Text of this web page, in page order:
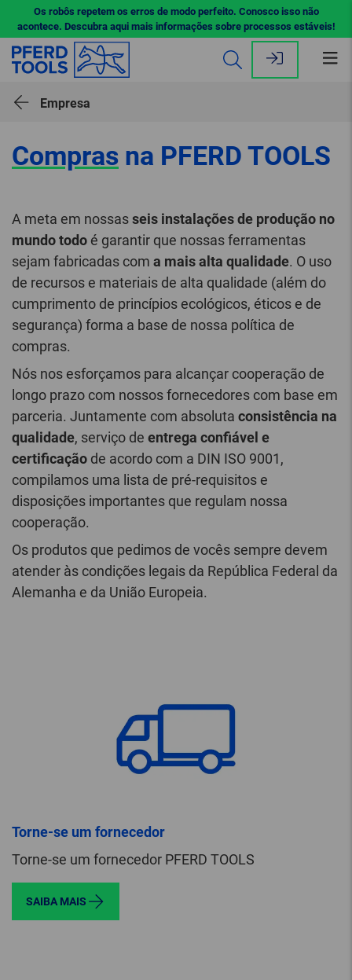
Os robôs repetem os erros de modo perfeito. Conosco isso não
acontece. Descubra aqui mais informações sobre processos estáveis!
Empresa
Compras na PFERD TOOLS
A meta em nossasseis instalações de produção no
mundo todo é garantir que nossas ferramentas
sejam fabricadas com a mais alta qualidade. O uso
de recursos e materiais de alta qualidade (além do
cumprimento de princípios ecológicos, éticos e de
segurança) forma a base de nossa política de
compras.
Nós nos esforçamos para alcançar cooperação de
longo prazo com nossos fornecedores com base em
parceria. Juntamente com absoluta consistência na
qualidade, serviço de entrega confiável e
certificação de acordo com a DIN ISO 9001,
compilamos uma lista de pré-requisitos e
disposições importantes que regulam nossa
cooperação.
Os produtos que pedimos de vocês sempre devem
atender às condições legais da República Federal da
Alemanha e da União Europeia.
Torne-se um fornecedor
Torne-se um fornecedor PFERD TOOLS
SAIBA MAIS